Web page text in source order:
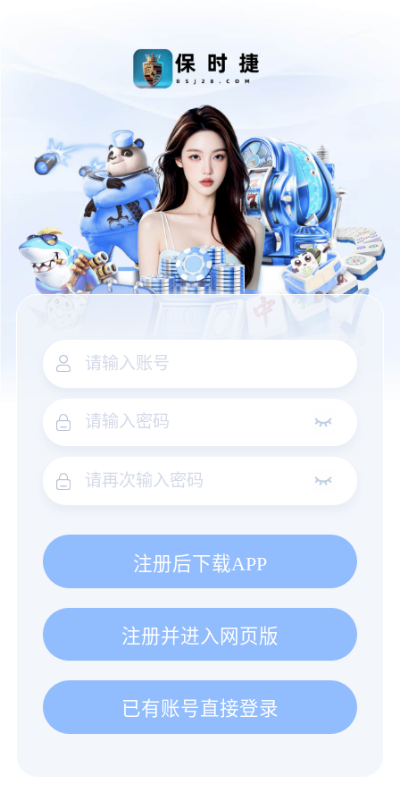
注册后下载APP
注册并进入网页版
已有账号直接登录